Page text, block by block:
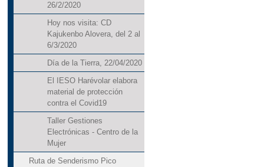
26/2/2020
Hoy nos visita: CD
Kajukenbo Alovera, del 2 al
6/3/2020
Día de la Tierra, 22/04/2020
El IESO Harévolar elabora
material de protección
contra el Covid19
Taller Gestiones
Electrónicas - Centro de la
Mujer
Ruta de Senderismo Pico